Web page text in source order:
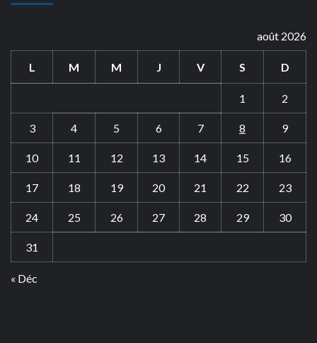
août 2026
L M M J V S D
1 2
3 4 5 6 7 8 9
10 11 12 13 14 15 16
17 18 19 20 21 22 23
24 25 26 27 28 29 30
31
« Déc